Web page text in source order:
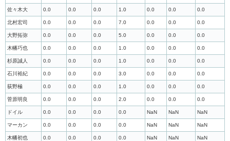
佐々木大 0.0 0.0 0.0 1.0 0.0 0.0 0.0
北村宏司 0.0 0.0 0.0 7.0 0.0 0.0 0.0
大野拓弥 0.0 0.0 0.0 5.0 0.0 0.0 0.0
木幡巧也 0.0 0.0 0.0 1.0 0.0 0.0 0.0
杉原誠人 0.0 0.0 0.0 1.0 0.0 0.0 0.0
石川裕紀 0.0 0.0 0.0 3.0 0.0 0.0 0.0
荻野極 0.0 0.0 0.0 1.0 0.0 0.0 0.0
菅原明良 0.0 0.0 0.0 2.0 0.0 0.0 0.0
ドイル 0.0 0.0 0.0 0.0 NaN NaN NaN
マーカン 0.0 0.0 0.0 0.0 NaN NaN NaN
木幡初也 0.0 0.0 0.0 0.0 NaN NaN NaN